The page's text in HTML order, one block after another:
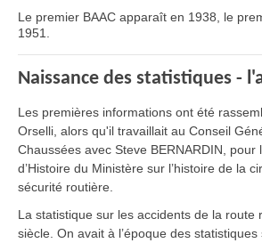
Le premier BAAC apparaît en 1938, le
1951.
Naissance des statistiques -
Les premières informations ont été
Orselli, alors qu'il travaillait au Conseil
Chaussées avec Steve BERNARDIN, pour
d’Histoire du Ministère sur l’histoire de la
sécurité routière.
La statistique sur les accidents de la route
siècle. On avait à l’époque des